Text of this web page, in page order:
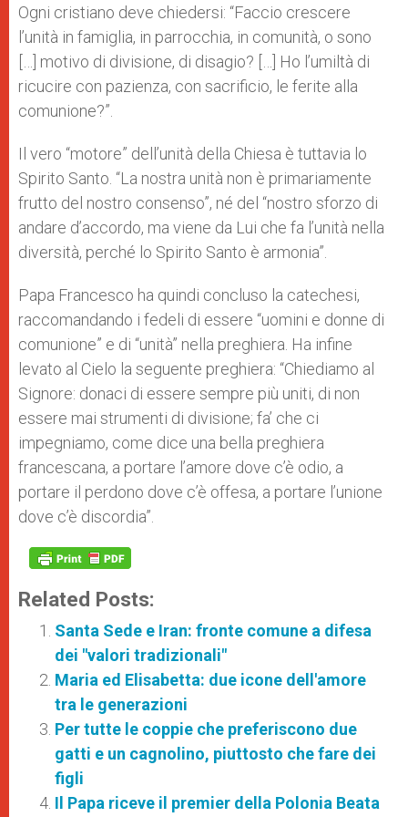
Ogni cristiano deve chiedersi: “Faccio crescere
l’unità in famiglia, in parrocchia, in comunità, o sono
[…] motivo di divisione, di disagio? […] Ho l’umiltà di
ricucire con pazienza, con sacrificio, le ferite alla
comunione?”.
Il vero “motore” dell’unità della Chiesa è tuttavia lo
Spirito Santo. “La nostra unità non è primariamente
frutto del nostro consenso”, né del “nostro sforzo di
andare d’accordo, ma viene da Lui che fa l’unità nella
diversità, perché lo Spirito Santo è armonia”.
Papa Francesco ha quindi concluso la catechesi,
raccomandando i fedeli di essere “uomini e donne di
comunione” e di “unità” nella preghiera. Ha infine
levato al Cielo la seguente preghiera: “Chiediamo al
Signore: donaci di essere sempre più uniti, di non
essere mai strumenti di divisione; fa’ che ci
impegniamo, come dice una bella preghiera
francescana, a portare l’amore dove c’è odio, a
portare il perdono dove c’è offesa, a portare l’unione
dove c’è discordia”.
Related Posts:
Santa Sede e Iran: fronte comune a difesa
dei "valori tradizionali"
Maria ed Elisabetta: due icone dell'amore
tra le generazioni
Per tutte le coppie che preferiscono due
gatti e un cagnolino, piuttosto che fare dei
figli
Il Papa riceve il premier della Polonia Beata